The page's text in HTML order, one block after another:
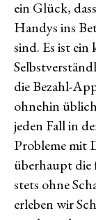
ein Glück,
Handys ins
sind. Es ist
die Bezahl-
ohnehin
jeden Fall in
Probleme mit
überhaupt die
stets ohne
erleben wir